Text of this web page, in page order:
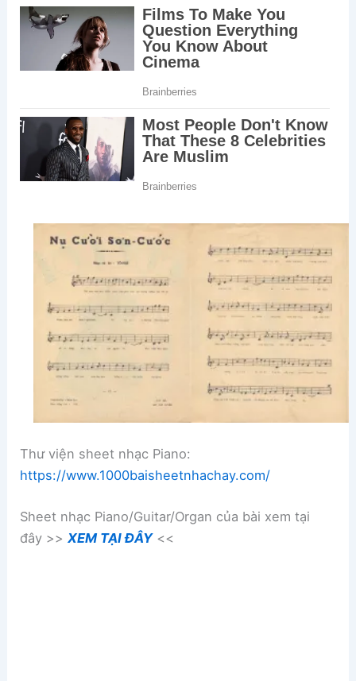
Thư viện sheet nhạc Piano:
https://www.1000baisheetnhachay.com/
Sheet nhạc Piano/Guitar/Organ của bài xem tại
đây >>XEM TẠI ĐÂY<<